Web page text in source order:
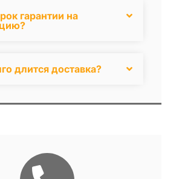
гарантии на
длится доставка?